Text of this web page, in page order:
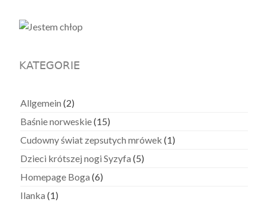
KATEGORIE
Allgemein (2)
Baśnie norweskie(15)
Cudowny świat zepsutych mrówek (1)
Dzieci krótszej nogi Syzyfa (5)
Homepage Boga (6)
Ilanka (1)